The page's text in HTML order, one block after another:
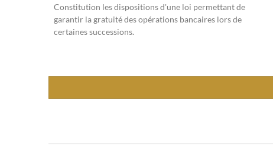
Constitution les dispositions d'une loi permettant de
garantir la gratuité des opérations bancaires lors de
certaines successions.